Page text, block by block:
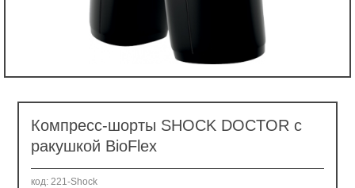
Компресс-шорты SHOCK DOCTOR с
ракушкой BioFlex
код: 221-Shock